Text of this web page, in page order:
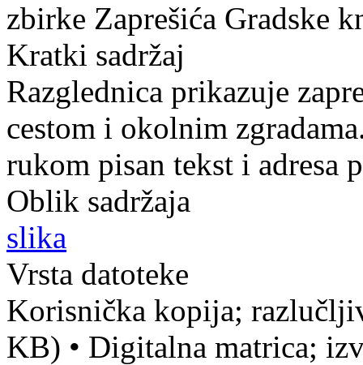
zbirke Zaprešića Gradske
Kratki sadržaj
Razglednica prikazuje
cestom i okolnim
rukom pisan tekst i adresa
Oblik sadržaja
slika
Vrsta datoteke
Korisnička kopija;
KB) • Digitalna matrica;